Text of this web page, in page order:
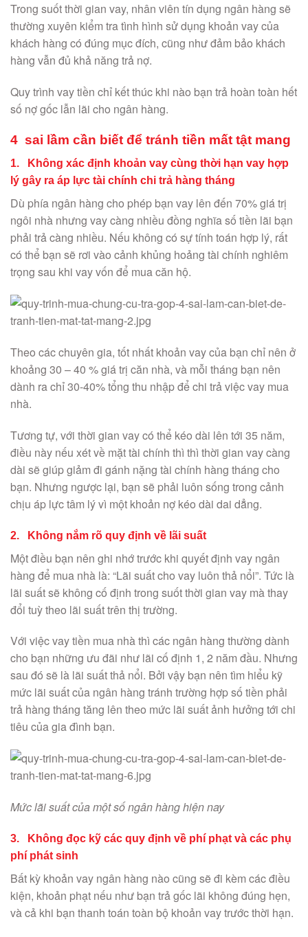
Trong suốt thời gian vay, nhân viên tín dụng ngân hàng sẽ
thường xuyên kiểm tra tình hình sử dụng khoản vay của
khách hàng có đúng mục đích, cũng như đảm bảo khách
hàng vẫn đủ khả năng trả nợ.
Quy trình vay tiền chỉ kết thúc khi nào bạn trả hoàn toàn hết
số nợ gốc lẫn lãi cho ngân hàng.
4 sai lầm cần biết để tránh tiền mất tật mang
1. Không xác định khoản vay cùng thời hạn vay hợp
lý gây ra áp lực tài chính chi trả hàng tháng
Dù phía ngân hàng cho phép bạn vay lên đến 70% giá trị
ngôi nhà nhưng vay càng nhiều đồng nghĩa số tiền lãi bạn
phải trả càng nhiều. Nếu không có sự tính toán hợp lý, rất
có thể bạn sẽ rơi vào cảnh khủng hoảng tài chính nghiêm
trọng sau khi vay vốn để mua căn hộ.
Theo các chuyên gia, tốt nhất khoản vay của bạn chỉ nên ở
khoảng 30 – 40 % giá trị căn nhà, và mỗi tháng bạn nên
dành ra chỉ 30-40% tổng thu nhập để chi trả việc vay mua
nhà.
Tương tự, với thời gian vay có thể kéo dài lên tới 35 năm,
điều này nếu xét về mặt tài chính thì thì thời gian vay càng
dài sẽ giúp giảm đi gánh nặng tài chính hàng tháng cho
bạn. Nhưng ngược lại, bạn sẽ phải luôn sống trong cảnh
chịu áp lực tâm lý vì một khoản nợ kéo dài dai dẳng.
2. Không nắm rõ quy định về lãi suất
Một điều bạn nên ghi nhớ trước khi quyết định vay ngân
hàng để mua nhà là: “Lãi suất cho vay luôn thả nổi”. Tức là
lãi suất sẽ không cố định trong suốt thời gian vay mà thay
đổi tuỳ theo lãi suất trên thị trường.
Với việc vay tiền mua nhà thì các ngân hàng thường dành
cho bạn những ưu đãi như lãi cố định 1, 2 năm đầu. Nhưng
sau đó sẽ là lãi suất thả nổi. Bởi vậy bạn nên tìm hiểu kỹ
mức lãi suất của ngân hàng tránh trường hợp số tiền phải
trả hàng tháng tăng lên theo mức lãi suất ảnh hưởng tới chi
tiêu của gia đình bạn.
Mức lãi suất của một số ngân hàng hiện nay
3. Không đọc kỹ các quy định về phí phạt và các phụ
phí phát sinh
Bất kỳ khoản vay ngân hàng nào cũng sẽ đi kèm các điều
kiện, khoản phạt nếu như bạn trả gốc lãi không đúng hẹn,
và cả khi bạn thanh toán toàn bộ khoản vay trước thời hạn.